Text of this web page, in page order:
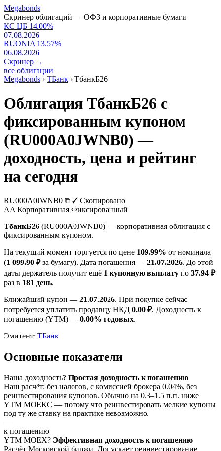
Megabonds
Скринер облигаций — ОФЗ и корпоративные бумаги
КС ЦБ 14.00%
07.08.2026
RUONIA 13.57%
06.08.2026
Скринер →
все облигации
Megabonds › ТБанк › ТбанкБ26
Облигация ТбанкБ26 с
фиксированным купоном
(RU000A0JWNB0) —
доходность, цена и рейтинг
на сегодня
RU000A0JWNB0 ⧉ ✓ Скопировано
AA Корпоративная Фиксированный
ТбанкБ26 (RU000A0JWNB0) — корпоративная облигация с
фиксированным купоном.
На текущий момент торгуется по цене 109.99% от номинала
(1 099.90 ₽за бумагу). Дата погашения — 21.07.2026. До этой
даты держатель получит ещё 1 купонную выплату по 37.94 ₽
раз в 181 день.
Ближайший купон — 21.07.2026. При покупке сейчас
потребуется уплатить продавцу НКД 0.00 ₽. Доходность к
погашению (YTM) — 0.00% годовых.
Эмитент: ТБанк
Основные показатели
Наша доходность? Простая доходность к погашению
Наш расчёт: без налогов, с комиссией брокера 0.04%, без
реинвестирования купонов. Обычно на 0.3–1.5 п.п. ниже
YTM МОЕКС — потому что реинвестировать мелкие купоны
под ту же ставку на практике невозможно.
—
к погашению
YTM MOEX? Эффективная доходность к погашению
Расчёт Московской биржи. Допускает реинвестирование